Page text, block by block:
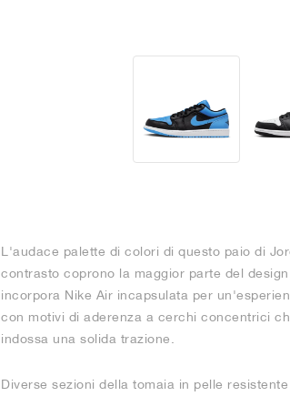
L'audace palette di colori di questo paio di
contrasto coprono la maggior parte del
incorpora Nike Air incapsulata per
con motivi di aderenza a cerchi concentrici
indossa una solida trazione.
Diverse sezioni della tomaia in pelle